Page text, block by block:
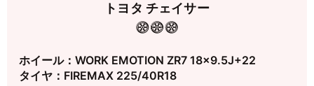
トヨタ チェイサー
ホイール：WORK EMOTION ZR7 18×9.5J+22
タイヤ：FIREMAX 225/40R18